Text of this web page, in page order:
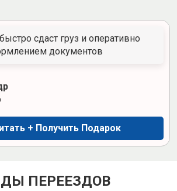
сдаст груз и оперативно
документов
+ Получить Подарок
ПЕРЕЕЗДОВ